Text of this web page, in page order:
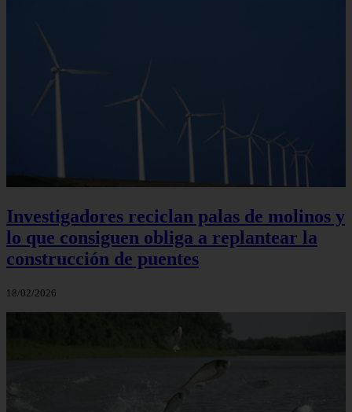
Investigadores reciclan palas de molinos y
lo que consiguen obliga a replantear la
construcción de puentes
18/02/2026